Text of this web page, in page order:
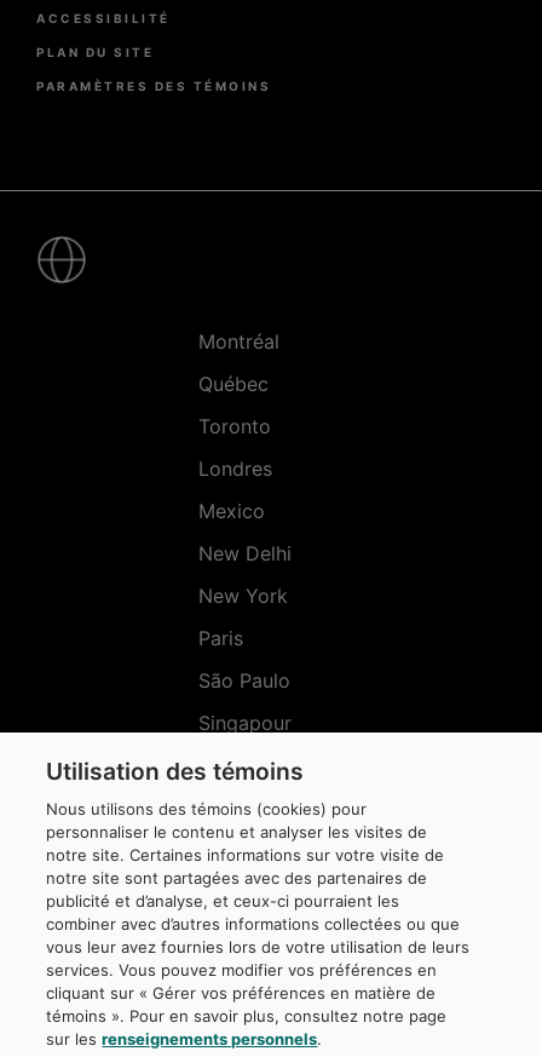
ACCESSIBILITÉ
PLAN DU SITE
PARAMÈTRES DES TÉMOINS
Montréal
Québec
Toronto
Londres
Mexico
New Delhi
New York
Paris
São Paulo
Singapour
Sydney
Menu
Réseaux
sociaux
Utilisation des témoins
Nous utilisons des témoins (cookies) pour
personnaliser le contenu et analyser les visites de
notre site. Certaines informations sur votre visite de
notre site sont partagées avec des partenaires de
publicité et d’analyse, et ceux-ci pourraient les
combiner avec d’autres informations collectées ou que
vous leur avez fournies lors de votre utilisation de leurs
services. Vous pouvez modifier vos préférences en
cliquant sur « Gérer vos préférences en matière de
témoins ». Pour en savoir plus, consultez notre page
sur lesrenseignements personnels.